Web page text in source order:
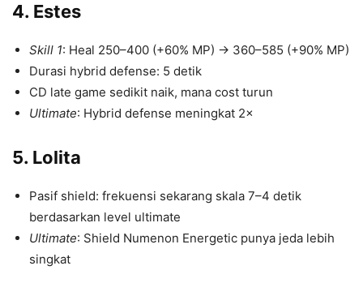
4. Estes
Skill 1: Heal 250–400 (+60% MP) → 360–585 (+90% MP)
Durasi hybrid defense: 5 detik
CD late game sedikit naik, mana cost turun
Ultimate: Hybrid defense meningkat 2×
5. Lolita
Pasif shield: frekuensi sekarang skala 7–4 detik
berdasarkan level ultimate
Ultimate: Shield Numenon Energetic punya jeda lebih
singkat